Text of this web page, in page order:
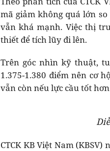
mã giảm không quá lớn
vẫn khá mạnh. Việc thị
thiết để tích lũy đi lên.
Trên góc nhìn kỹ thuật,
1.375-1.380 điểm nên cơ
vẫn còn nếu lực cầu tốt
CTCK KB Việt Nam